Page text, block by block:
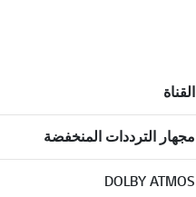
القناة
مجهار الترددات المنخفضة
DOLBY ATMOS